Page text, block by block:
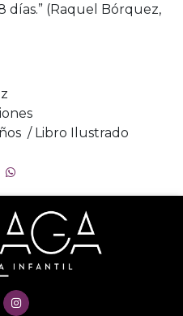
días.” (Raquel Bórquez,
/ Libro Ilustrado